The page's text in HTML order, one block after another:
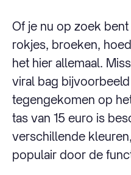
Of je nu op zoek
rokjes, broeken,
het hier allemaal.
viral bag
tegengekomen op
tas van 15 euro is
verschillende
populair door de